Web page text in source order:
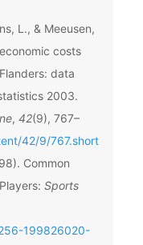
L., & Meeusen,
costs
data
2003.
, 42(9), 767–
42/9/767.short
Common
Sports
199826020-